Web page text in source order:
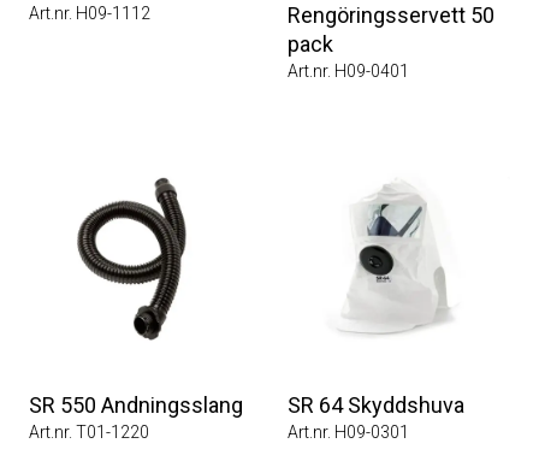
Art.nr. H09-1112
Rengöringsservett 50
pack
Art.nr. H09-0401
SR 550 Andningsslang
Art.nr. T01-1220
SR 64 Skyddshuva
Art.nr. H09-0301